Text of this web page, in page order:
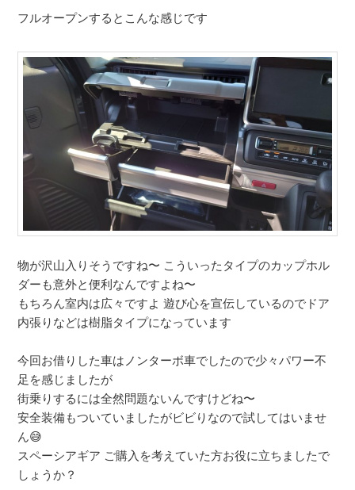
フルオープンするとこんな感じです
物が沢山入りそうですね〜 こういったタイプのカップホル
ダーも意外と便利なんですよね〜
もちろん室内は広々ですよ 遊び心を宣伝しているのでドア
内張りなどは樹脂タイプになっています
今回お借りした車はノンターボ車でしたので少々パワー不
足を感じましたが
街乗りするには全然問題ないんですけどね〜
安全装備もついていましたがビビりなので試してはいませ
ん😅
スペーシアギア ご購入を考えていた方お役に立ちましたで
しょうか？